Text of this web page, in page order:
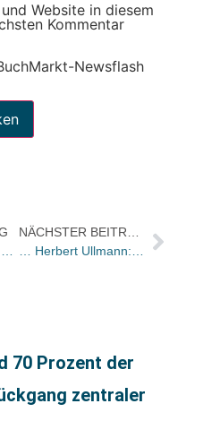
Website in diesem
Kommentar
Newsflash
70 Prozent der
zentraler